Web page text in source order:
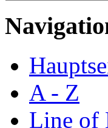
A - Z
Line of